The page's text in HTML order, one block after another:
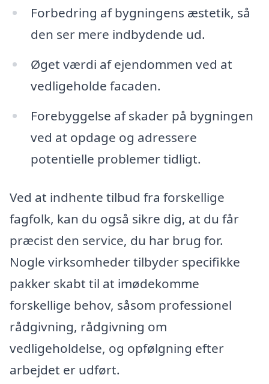
Forbedring af bygningens æstetik, så
den ser mere indbydende ud.
Øget værdi af ejendommen ved at
vedligeholde facaden.
Forebyggelse af skader på bygningen
ved at opdage og adressere
potentielle problemer tidligt.
Ved at indhente tilbud fra forskellige
fagfolk, kan du også sikre dig, at du får
præcist den service, du har brug for.
Nogle virksomheder tilbyder specifikke
pakker skabt til at imødekomme
forskellige behov, såsom professionel
rådgivning, rådgivning om
vedligeholdelse, og opfølgning efter
arbejdet er udført.